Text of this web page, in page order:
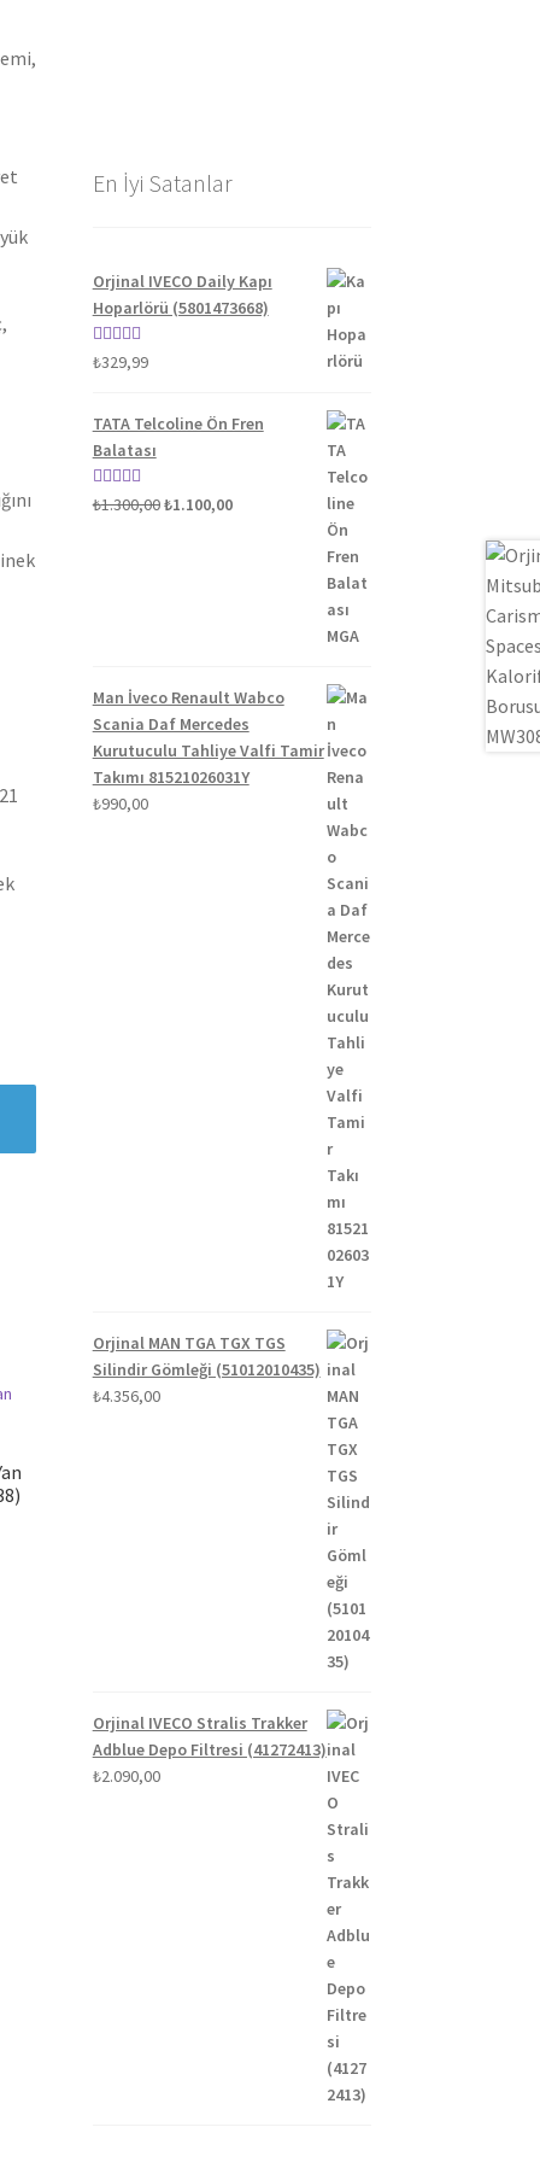
En İyi Satanlar
Orjinal IVECO Daily Kapı
Hoparlörü (5801473668)
5 üzerinden
₺329,99
TATA Telcoline Ön Fren
Balatası
5 üzerinden
₺1.300,00Orijinal
₺1.100,00Şu
Man İveco Renault Wabco
Scania Daf Mercedes
Kurutuculu Tahliye Valfi Tamir
Takımı 81521026031Y
₺990,00
Orjinal MAN TGA TGX TGS
Silindir Gömleği (51012010435)
₺4.356,00
Orjinal IVECO Stralis Trakker
Adblue Depo Filtresi (41272413)
₺2.090,00